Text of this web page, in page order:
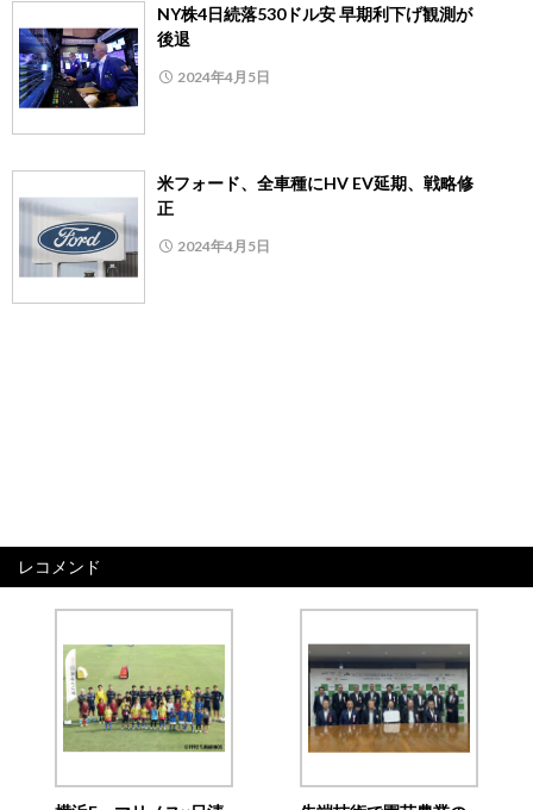
NY株4日続落530ドル安 早期利下げ観測が
後退
2024年4月5日
米フォード、全車種にHV EV延期、戦略修
正
2024年4月5日
レコメンド